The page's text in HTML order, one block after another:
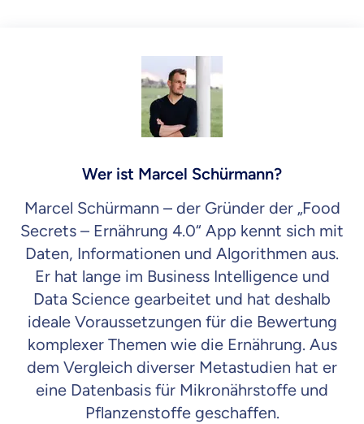
Wer ist Marcel Schürmann?
Marcel Schürmann – der Gründer der „Food
Secrets – Ernährung 4.0“ App kennt sich mit
Daten, Informationen und Algorithmen aus.
Er hat lange im Business Intelligence und
Data Science gearbeitet und hat deshalb
ideale Voraussetzungen für die Bewertung
komplexer Themen wie die Ernährung. Aus
dem Vergleich diverser Metastudien hat er
eine Datenbasis für Mikronährstoffe und
Pflanzenstoffe geschaffen.